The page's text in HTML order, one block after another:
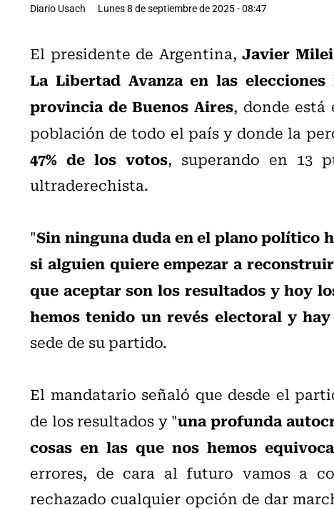
Diario Usach Lunes 8 de septiembre de 2025 - 08:47
El presidente de Argentina, Javier Milei
La Libertad Avanza en las
provincia de Buenos Aires, donde está
población de todo el país y donde la
47% de los votos, superando en 13
ultraderechista.
"Sin ninguna duda en el plano político
si alguien quiere empezar a
que aceptar son los resultados y hoy
hemos tenido un revés electoral y
sede de su partido.
El mandatario señaló que desde el
de los resultados y "una profunda
cosas en las que nos hemos
errores, de cara al futuro vamos a
rechazado cualquier opción de dar